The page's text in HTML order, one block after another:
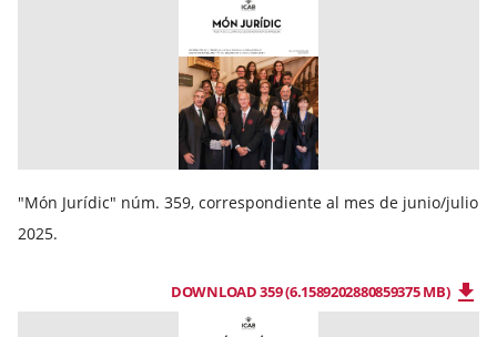
"Món Jurídic" núm. 359, correspondiente al mes de junio/julio
2025.
DOWNLOAD 359 (6.1589202880859375 MB)